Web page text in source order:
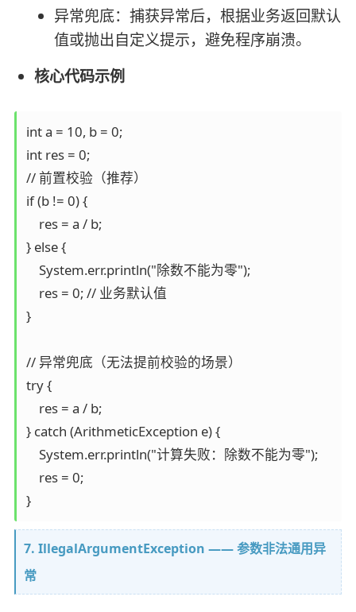
异常兜底：捕获异常后，根据业务返回默认
值或抛出自定义提示，避免程序崩溃。
核心代码示例
int a = 10, b = 0;
int res = 0;
// 前置校验（推荐）
if (b != 0) {
    res = a / b;
} else {
    System.err.println("除数不能为零");
    res = 0; // 业务默认值
}
// 异常兜底（无法提前校验的场景）
try {
    res = a / b;
} catch (ArithmeticException e) {
    System.err.println("计算失败：除数不能为零");
    res = 0;
}
7. IllegalArgumentException —— 参数非法通用异
常